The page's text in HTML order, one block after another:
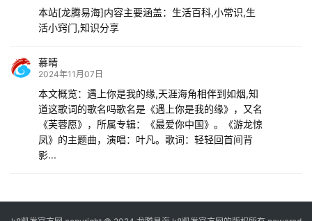
本站[龙腾易海]内容主要涵盖：生活百科,小常识,生
活小窍门,知识分享
慕晴
2024年11月07日
本文概览：遇上你是我的缘,天涯海角相伴到如烟,知
道这歌词的歌名吗歌名是《遇上你是我的缘》，又名
《芙蓉愿》，所属专辑：《最爱你中国》。《游龙惊
凤》的主题曲，演唱：叶凡。歌词：轻轻回首间背
影...